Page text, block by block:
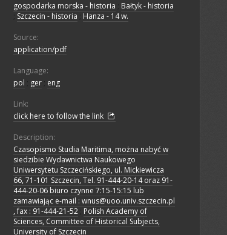
gospodarka morska - historia
Bałtyk - historia
Szczecin - historia Hanza - 14 w.
Source:
application/pdf
Language:
pol
ger eng
Link:
click here to follow the link
Description:
Czasopismo Studia Maritima, można nabyć w
siedzibie Wydawnictwa Naukowego
Uniwersytetu Szczecińskiego, ul. Mickiewicza
66, 71-101 Szczecin, Tel. 91-444-20-14 oraz 91-
444-20-06 biuro czynne 7:15-15:15 lub
zamawiając e-mail : wnus@uoo.univ.szczecin.pl
, fax : 91-444-21-52 Polish Academy of
Sciences, Committee of Historical Subjects,
University of Szczecin